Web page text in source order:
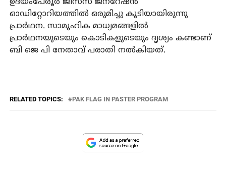
ഉദയംപേരൂര്‍ ജീസസ് ജനറേഷന്‍
ഓഡിറ്റോറിയത്തില്‍ ഒരുമിച്ചു കൂടിയായിരുന്നു
പ്രാര്‍ഥന. സാമൂഹിക മാധ്യമങ്ങളില്‍
പ്രാര്‍ഥനയുടെയും കൊടികളുടെയും ദൃശ്യം കണ്ടാണ്
ബി ജെ പി നേതാവ് പരാതി നല്‍കിയത്.
RELATED TOPICS: PAK FLAG IN PASTER PROGRAM